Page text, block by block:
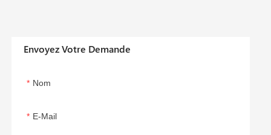
Envoyez Votre Demande
Nom
E-Mail